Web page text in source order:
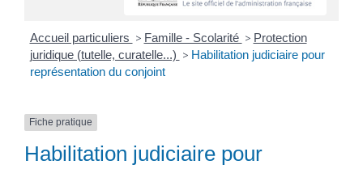
Accueil particuliers > Famille - Scolarité > Protection
juridique (tutelle, curatelle...) > Habilitation judiciaire pour
représentation du conjoint
Fiche pratique
Habilitation judiciaire pour